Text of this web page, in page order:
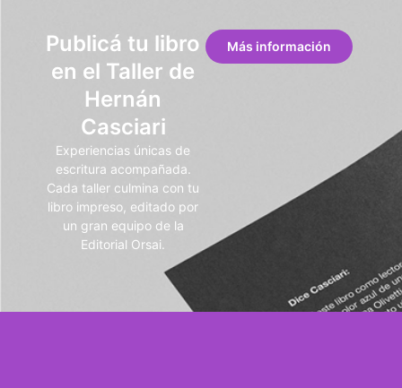
Publicá tu libro
en el Taller de
Hernán
Casciari
Experiencias únicas de
escritura acompañada.
Cada taller culmina con tu
libro impreso, editado por
un gran equipo de la
Editorial Orsai.
Más información